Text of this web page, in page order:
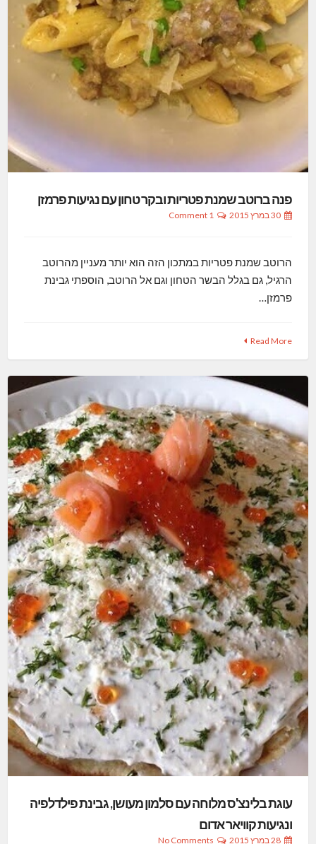
פנה ברוטב שמנת פטריות ובקר טחון עם נגיעות פרמזן
30 במרץ 2015 1 Comment
הרוטב שמנת פטריות במתכון הזה הוא יותר מעניין מהרוטב
הרגיל, גם בגלל הבשר הטחון וגם אל הרוטב, הוספתי גבינת
פרמזן…
Read More
עוגת בלינצ'ס מלוחה עם סלמון מעושן, גבינת פילדלפיה
ונגיעות קוויאר אדום
28 במרץ 2015 No Comments